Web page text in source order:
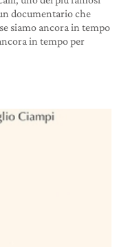
documentario che
siamo ancora in tempo
in tempo per